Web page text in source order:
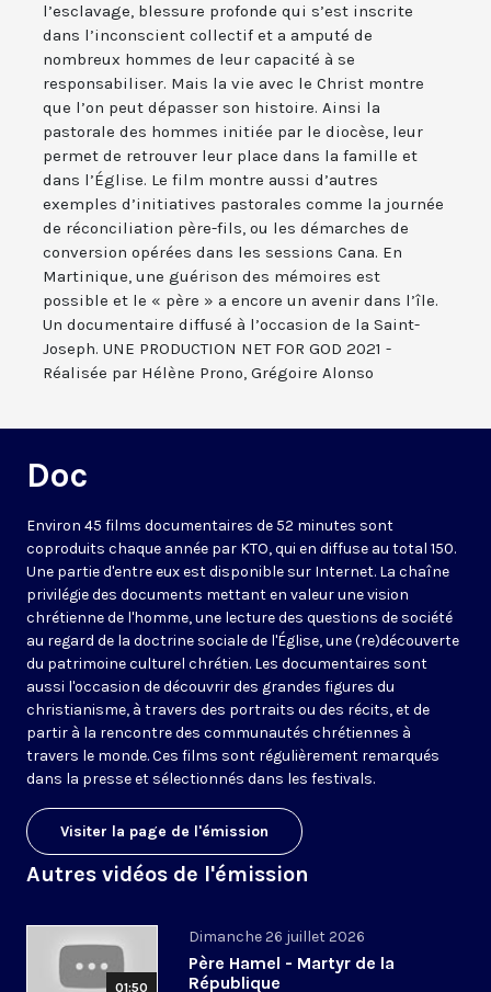
l’esclavage, blessure profonde qui s’est inscrite
dans l’inconscient collectif et a amputé de
nombreux hommes de leur capacité à se
responsabiliser. Mais la vie avec le Christ montre
que l’on peut dépasser son histoire. Ainsi la
pastorale des hommes initiée par le diocèse, leur
permet de retrouver leur place dans la famille et
dans l’Église. Le film montre aussi d’autres
exemples d’initiatives pastorales comme la journée
de réconciliation père-fils, ou les démarches de
conversion opérées dans les sessions Cana. En
Martinique, une guérison des mémoires est
possible et le « père » a encore un avenir dans l’île.
Un documentaire diffusé à l’occasion de la Saint-
Joseph. UNE PRODUCTION NET FOR GOD 2021 -
Réalisée par Hélène Prono, Grégoire Alonso
Doc
Environ 45 films documentaires de 52 minutes sont
coproduits chaque année par KTO, qui en diffuse au total 150.
Une partie d'entre eux est disponible sur Internet. La chaîne
privilégie des documents mettant en valeur une vision
chrétienne de l'homme, une lecture des questions de société
au regard de la doctrine sociale de l'Église, une (re)découverte
du patrimoine culturel chrétien. Les documentaires sont
aussi l'occasion de découvrir des grandes figures du
christianisme, à travers des portraits ou des récits, et de
partir à la rencontre des communautés chrétiennes à
travers le monde. Ces films sont régulièrement remarqués
dans la presse et sélectionnés dans les festivals.
Visiter la page de l'émission
Autres vidéos de l'émission
01:50
Dimanche 26 juillet 2026
Père Hamel - Martyr de la
République